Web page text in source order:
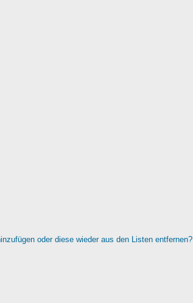
oder diese wieder aus den Listen entfernen?